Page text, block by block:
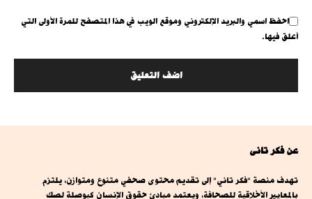
احفظ اسمي والبريد الإلكتروني وموقع الويب في هذا المتصفح للمرة الأولى التي
أعلق فيها.
عن فكر تانى
تهدف منصة "فكر تاني" إلى تقديم محتوى صحفي متنوع ومتوازن، يلتزم
بالمعايير الأخلاقية للصحافة، ويعتمد مبادئ حقوق الإنسان كبوصلة لصك